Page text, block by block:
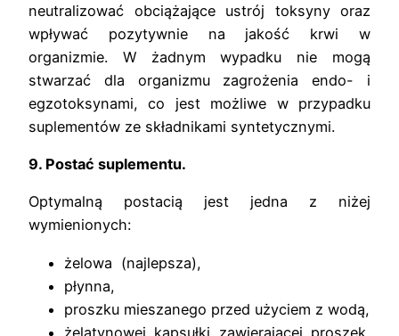
neutralizować obciążające ustrój toksyny oraz
wpływać pozytywnie na jakość krwi w
organizmie. W żadnym wypadku nie mogą
stwarzać dla organizmu zagrożenia endo- i
egzotoksynami, co jest możliwe w przypadku
suplementów ze składnikami syntetycznymi.
9. Postać suplementu.
Optymalną postacią jest jedna z niżej
wymienionych:
żelowa (najlepsza),
płynna,
proszku mieszanego przed użyciem z wodą,
żelatynowej kapsułki zawierającej proszek,